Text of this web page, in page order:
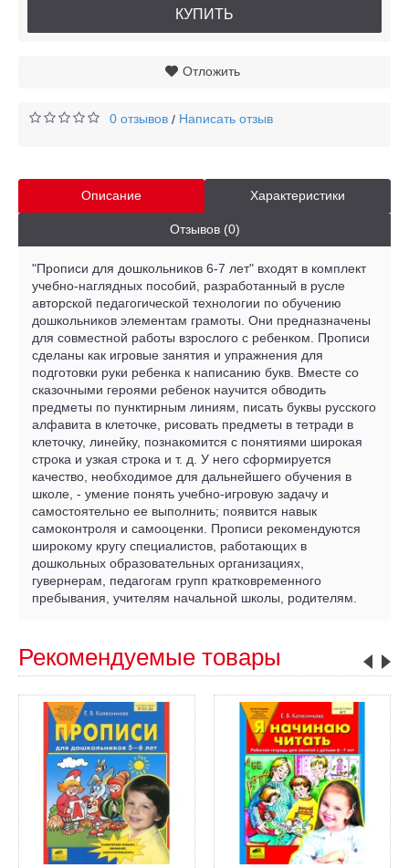
КУПИТЬ
Отложить
0 отзывов / Написать отзыв
Описание Характеристики
Отзывов (0)
"Прописи для дошкольников 6-7 лет" входят в комплект
учебно-наглядных пособий, разработанный в русле
авторской педагогической технологии по обучению
дошкольников элементам грамоты. Они предназначены
для совместной работы взрослого с ребенком. Прописи
сделаны как игровые занятия и упражнения для
подготовки руки ребенка к написанию букв. Вместе со
сказочными героями ребенок научится обводить
предметы по пунктирным линиям, писать буквы русского
алфавита в клеточке, рисовать предметы в тетради в
клеточку, линейку, познакомится с понятиями широкая
строка и узкая строка и т. д. У него сформируется
качество, необходимое для дальнейшего обучения в
школе, - умение понять учебно-игровую задачу и
самостоятельно ее выполнить; появится навык
самоконтроля и самооценки. Прописи рекомендуются
широкому кругу специалистов, работающих в
дошкольных образовательных организациях,
гувернерам, педагогам групп кратковременного
пребывания, учителям начальной школы, родителям.
Рекомендуемые товары